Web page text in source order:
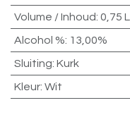
Volume / Inhoud: 0,75 L
Alcohol %: 13,00%
Sluiting: Kurk
Kleur: Wit